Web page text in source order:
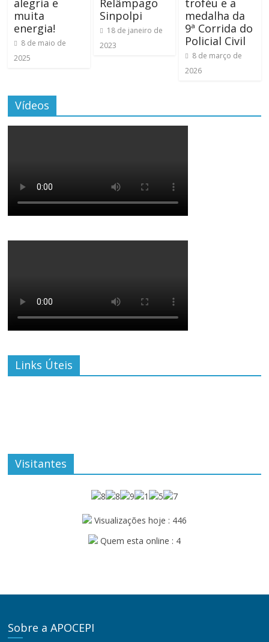
alegria e
muita
energia!
8 de maio de
2025
Relâmpago
Sinpolpi
18 de janeiro de
2023
troféu e a
medalha da
9ª Corrida do
Policial Civil
8 de março de
2026
Vídeos
Links Úteis
Visitantes
Visualizações hoje : 446
Quem esta online : 4
Sobre a APOCEPI